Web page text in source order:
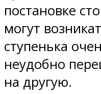
постановке
могут
ступенька
неудобно
на другую.